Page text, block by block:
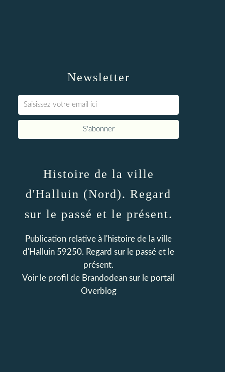
Newsletter
Histoire de la ville
d'Halluin (Nord). Regard
sur le passé et le présent.
Publication relative à l'histoire de la ville
d'Halluin 59250. Regard sur le passé et le
présent.
Voir le profil de Brandodean sur le portail
Overblog